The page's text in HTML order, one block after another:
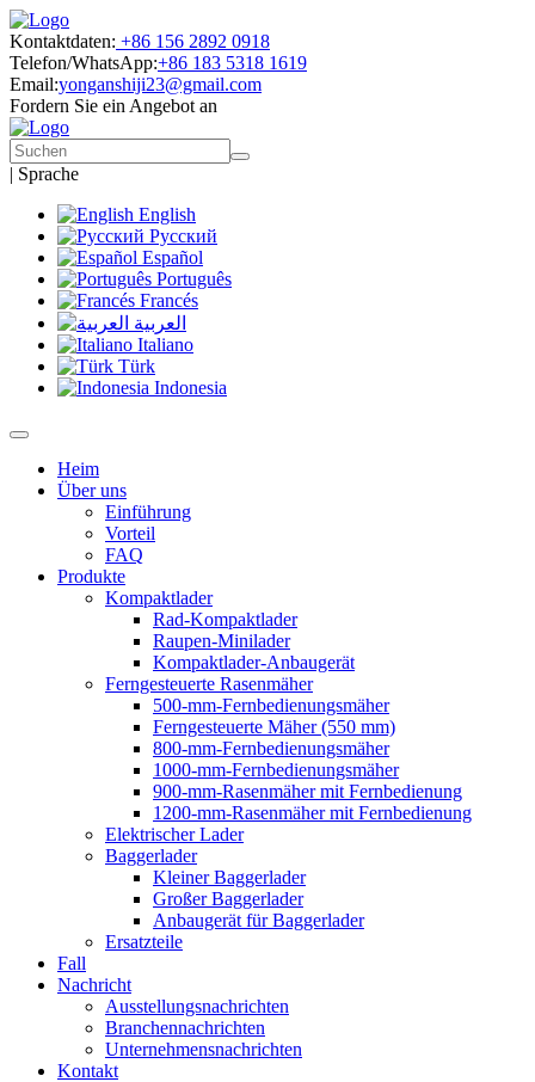
Kontaktdaten: +86 156 2892 0918
Telefon/WhatsApp:+86 183 5318 1619
Email:yonganshiji23@gmail.com
Fordern Sie ein Angebot an
| Sprache
English
Русский
Español
Português
Francés
العربية
Italiano
Türk
Indonesia
Heim
Über uns
Einführung
Vorteil
FAQ
Produkte
Kompaktlader
Rad-Kompaktlader
Raupen-Minilader
Kompaktlader-Anbaugerät
Ferngesteuerte Rasenmäher
500-mm-Fernbedienungsmäher
Ferngesteuerte Mäher (550 mm)
800-mm-Fernbedienungsmäher
1000-mm-Fernbedienungsmäher
900-mm-Rasenmäher mit Fernbedienung
1200-mm-Rasenmäher mit Fernbedienung
Elektrischer Lader
Baggerlader
Kleiner Baggerlader
Großer Baggerlader
Anbaugerät für Baggerlader
Ersatzteile
Fall
Nachricht
Ausstellungsnachrichten
Branchennachrichten
Unternehmensnachrichten
Kontakt